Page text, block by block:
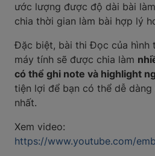
ước lượng được độ dài bài
chia thời gian làm bài hợp lý
Đặc biệt, bài thi Đọc của hình
máy tính sẽ được chia làm
có thể ghi note và highlight
tiện lợi để bạn có thể dễ
nhất.
Xem video:
https://www.youtube.com/